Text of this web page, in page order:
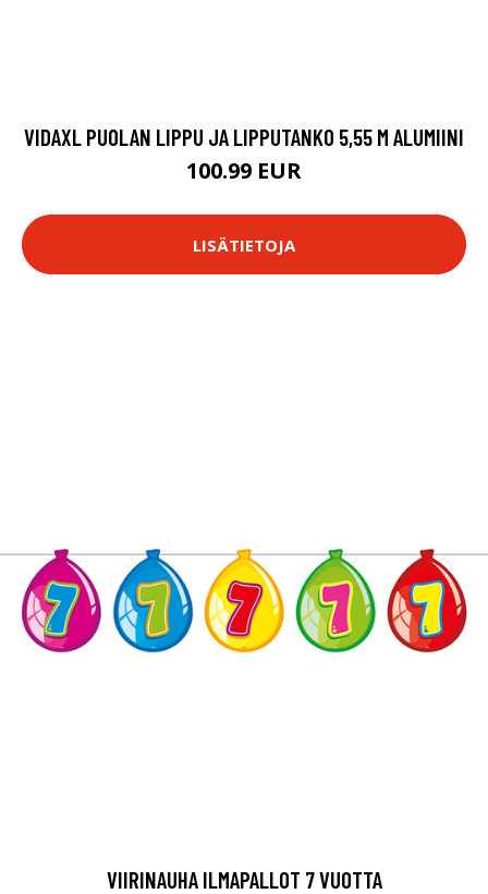
VIDAXL PUOLAN LIPPU JA LIPPUTANKO 5,55 M ALUMIINI
100.99 EUR
LISÄTIETOJA
VIIRINAUHA ILMAPALLOT 7 VUOTTA